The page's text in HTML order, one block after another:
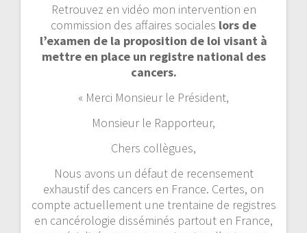
Retrouvez en vidéo mon intervention en
commission des affaires sociales lors de
l’examen de la proposition de loi visant à
mettre en place un registre national des
cancers.
« Merci Monsieur le Président,
Monsieur le Rapporteur,
Chers collègues,
Nous avons un défaut de recensement
exhaustif des cancers en France. Certes, on
compte actuellement une trentaine de registres
en cancérologie disséminés partout en France,